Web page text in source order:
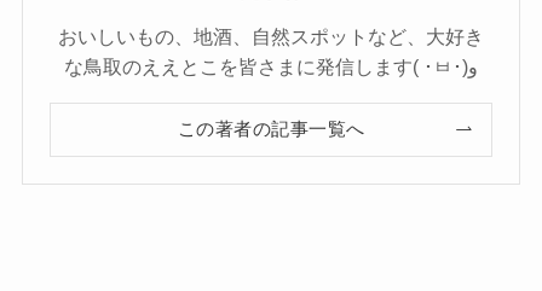
おいしいもの、地酒、自然スポットなど、大好き
な鳥取のええとこを皆さまに発信します( ･ㅂ･)و
この著者の記事一覧へ